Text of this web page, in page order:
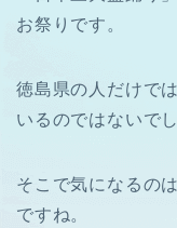
お祭りです。
徳島県の人だけで
いるのではないで
そこで気になるの
ですね。